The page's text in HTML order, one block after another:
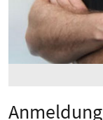
Anmeldung